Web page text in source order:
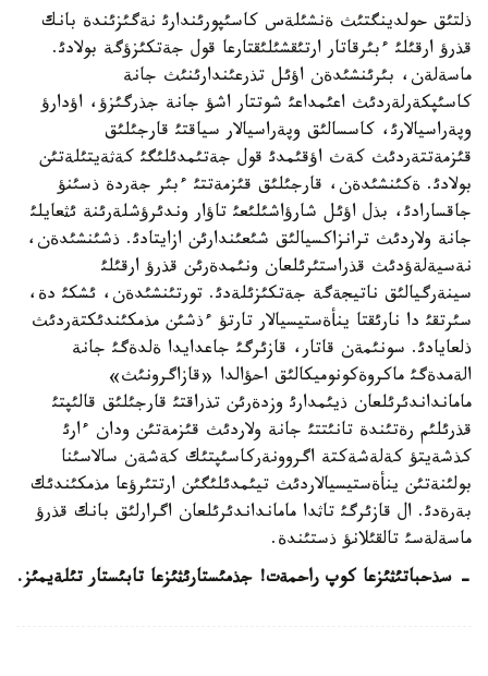
ذلتئق حولدينگتئث ةنشئلةس كاسئپورئندارئ نةگئزئندة بانك
قذرؤ ارقئلئ ءبئرقاتار ارتئقشئلئقتارعا قول جةتكئزؤگة بولادئ.
ماسةلةن، بئرئنشئدةن اؤئل تذرعئندارئنئث جانة
كاسئپكةرلةردئث اعئمداعئ شوتتار اشؤ جانة جذرگئزؤ، اؤدارؤ
وپةراسيالارئ، كاسسالئق وپةراسيالار سياقتئ قارجئلئق
قئزمةتتةردئث كةث اؤقئمدئ قول جةتئمدئلئگئ كةثةيتئلةتئن
بولادئ. ةكئنشئدةن، قارجئلئق قئزمةتتئ ءبئر جةردة ذسئنؤ
جاقسارادئ، بذل اؤئل شارؤاشئلئعئ تاؤار وندئرؤشلةرئنة ئثعايلئ
جانة ولاردئث ترانزاكسيالئق شئعئندارئن ازايتادئ. ذشئنشئدةن،
نةسيةلةؤدئث قذراستئرئلعان ونئمدةرئن قذرؤ ارقئلئ
سينةرگيالئق ناتيجةگة جةتكئزئلةدئ. تورتئنشئدةن، ئشكئ دة،
سئرتقئ دا نارئقتا ينأةستيسيالار تارتؤ ءذشئن مذمكئندئكتةردئث
ذلعايادئ. سونئمةن قاتار، قازئرگئ جاعدايدا ةلدةگئ جانة
الةمدةگئ ماكروةكونوميكالئق احؤالدا «قازاگرونئث»
مامانداندئرئلعان ذيئمدارئ وزدةرئن تذراقتئ قارجئلئق قالئپتئ
قذرئلئم رةتئندة تانئتتئ جانة ولاردئث قئزمةتئن ودان ءارئ
كذشةيتؤ كةلةشةكتة اگروونةركاسئپتئك كةشةن سالاسئنا
بولئنةتئن ينأةستيسيالاردئث تيئمدئلئگئن ارتتئرؤعا مذمكئندئك
بةرةدئ. ال قازئرگئ تاثدا مامانداندئرئلعان اگرارلئق بانك قذرؤ
ماسةلةسئ تالقئلانؤ ذستئندة.
- سذحباتئثئزعا كوپ راحمةت! جذمئستارئثئزعا تابئستار تئلةيمئز.